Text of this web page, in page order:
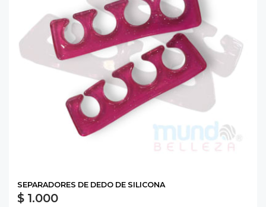
SEPARADORES DE DEDO DE SILICONA
$ 1.000